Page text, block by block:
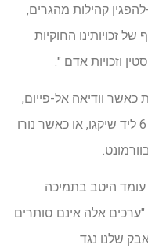
קהילות מהגרים,
זכויותינו החוקיות
וזכויות אדם ".
כאשר וודיאה אל-פייום,
נרצחו וואדה פלסטינית-אמריקאית בת 6 ליד שיקגו, או כאשר נורו
עומד היטב בתמיכה
אלה אינם סותרים.
שלנו נגד